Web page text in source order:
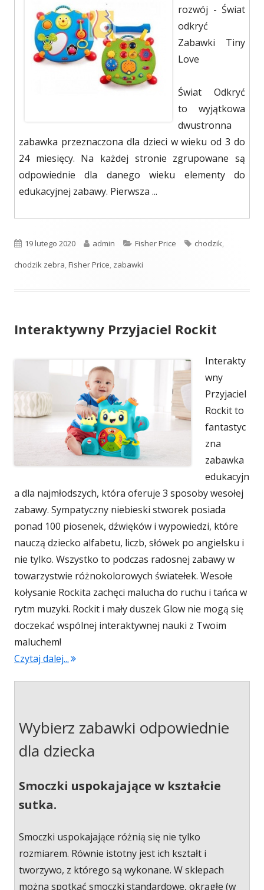
rozwój - Świat
odkryć
Zabawki Tiny
Love
Świat Odkryć
to wyjątkowa
dwustronna
zabawka przeznaczona dla dzieci w wieku od 3 do
24 miesięcy. Na każdej stronie zgrupowane są
odpowiednie dla danego wieku elementy do
edukacyjnej zabawy. Pierwsza ...
Opublikowano
19 lutego 2020 Autor
admin Kategorie
Fisher Price Tagi
chodzik,
chodzik zebra,Fisher Price, zabawki
Interaktywny Przyjaciel Rockit
Interakty
wny
Przyjaciel
Rockit to
fantastyc
zna
zabawka
edukacyjn
a dla najmłodszych, która oferuje 3 sposoby wesołej
zabawy. Sympatyczny niebieski stworek posiada
ponad 100 piosenek, dźwięków i wypowiedzi, które
nauczą dziecko alfabetu, liczb, słówek po angielsku i
nie tylko. Wszystko to podczas radosnej zabawy w
towarzystwie różnokolorowych światełek. Wesołe
kołysanie Rockita zachęci malucha do ruchu i tańca w
rytm muzyki. Rockit i mały duszek Glow nie mogą się
doczekać wspólnej interaktywnej nauki z Twoim
maluchem!
Czytaj dalej..."Interaktywny Przyjaciel Rockit"
Wybierz zabawki odpowiednie
dla dziecka
Smoczki uspokajające w kształcie
sutka.
Smoczki uspokajające różnią się nie tylko
rozmiarem. Równie istotny jest ich kształt i
tworzywo, z którego są wykonane. W sklepach
można spotkać smoczki standardowe, okrągłe (w